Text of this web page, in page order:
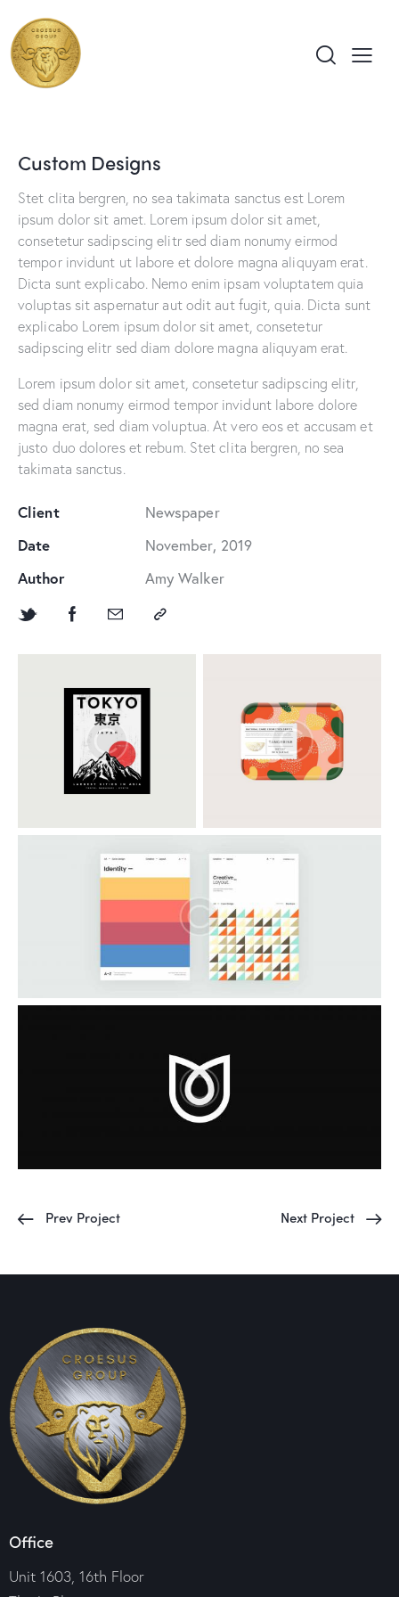
Custom Designs
Stet clita bergren, no sea takimata sanctus est Lorem
ipsum dolor sit amet. Lorem ipsum dolor sit amet,
consetetur sadipscing elitr sed diam nonumy eirmod
tempor invidunt ut labore et dolore magna aliquyam erat.
Dicta sunt explicabo. Nemo enim ipsam voluptatem quia
voluptas sit aspernatur aut odit aut fugit, quia. Dicta sunt
explicabo Lorem ipsum dolor sit amet, consetetur
sadipscing elitr sed diam dolore magna aliquyam erat.
Lorem ipsum dolor sit amet, consetetur sadipscing elitr,
sed diam nonumy eirmod tempor invidunt labore dolore
magna erat, sed diam voluptua. At vero eos et accusam et
justo duo dolores et rebum. Stet clita bergren, no sea
takimata sanctus.
Client
Newspaper
Date
November, 2019
Author
Amy Walker
Prev Project Next Project
Office
Unit 1603, 16th Floor